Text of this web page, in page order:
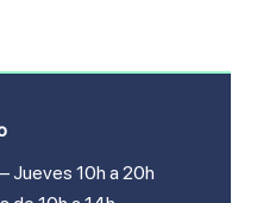
Jueves 10h a 20h